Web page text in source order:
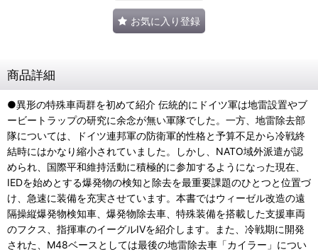
お気に入り登録
商品詳細
●異形の特殊車両群を初めて紹介 伝統的にドイツ軍は地雷設置やブ
ービートラップの研究に余念が無い軍隊でした。一方、地雷除去部
隊については、ドイツ連邦軍の防衛軍的性格と予算不足から冷戦終
結時にはかなり縮小されていました。しかし、NATO域外派遣が認
められ、国際平和維持活動に積極的に参加するようになった現在、
IEDを始めとする爆発物の検知と除去を最重要課題のひとつと位置づ
け、急速に装備を充実させています。本書ではウィーゼル改造の遠
隔操縦爆発物検知車、爆発物除去車、特殊装備を搭載した支援車両
のフクス、指揮車のイーグルIVを紹介します。また、冷戦期に開発
された、M48ベースとしては最後の地雷除去車「カイラー」につい